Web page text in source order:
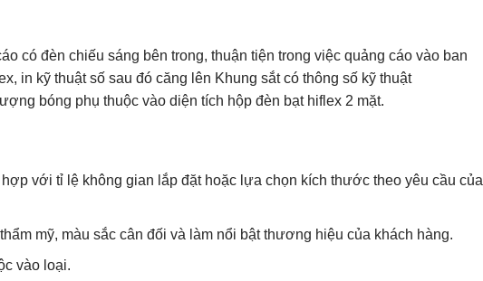
có đèn chiếu sáng bên trong, thuận tiện trong việc quảng cáo vào ban
in kỹ thuật số sau đó căng lên Khung sắt có thông số kỹ thuật
bóng phụ thuộc vào diện tích hộp đèn bạt hiflex 2 mặt.
với tỉ lệ không gian lắp đặt hoặc lựa chọn kích thước theo yêu cầu của
mỹ, màu sắc cân đối và làm nổi bật thương hiệu của khách hàng.
vào loại.